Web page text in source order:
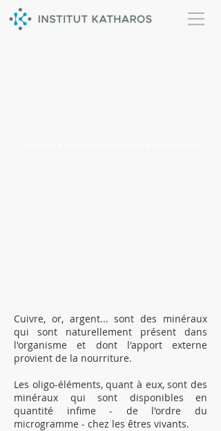
Cuivre, or, argent... sont des minéraux
qui sont naturellement présent dans
l'organisme et dont l'apport externe
provient de la nourriture.
Les oligo-éléments, quant à eux, sont des
minéraux qui sont disponibles en
quantité infime - de l'ordre du
microgramme - chez les êtres vivants.